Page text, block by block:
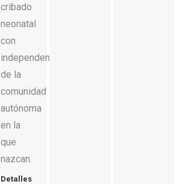
cribado
neonatal
con
independencia
de la
comunidad
autónoma
en la
que
nazcan.
Detalles